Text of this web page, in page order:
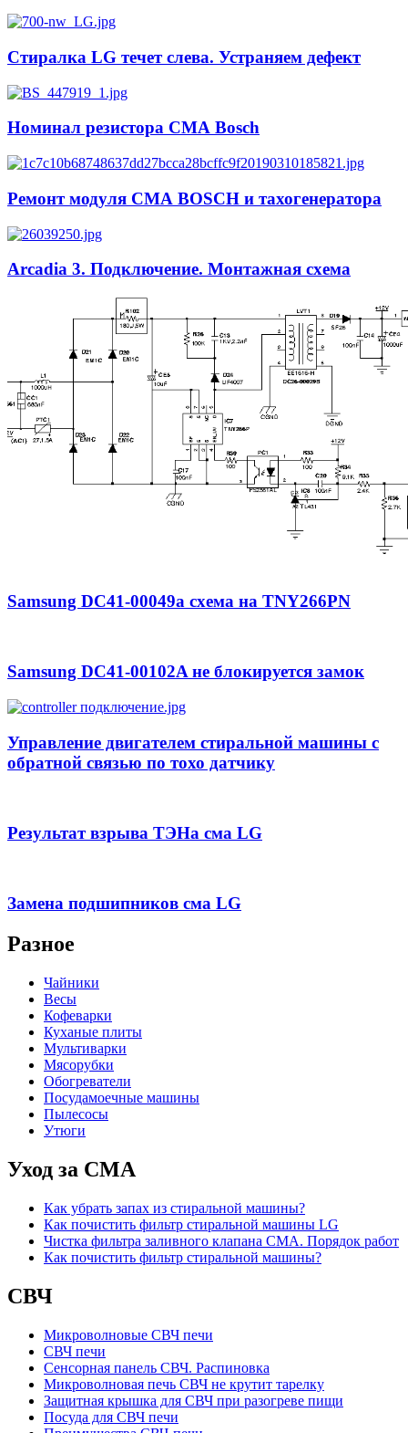
Стиралка LG течет слева. Устраняем дефект
Номинал резистора СМА Bosch
Ремонт модуля СМА BOSCH и тахогенератора
Arcadia 3. Подключение. Монтажная схема
Samsung DC41-00049a схема на TNY266PN
Samsung DC41-00102A не блокируется замок
Управление двигателем стиральной машины с
обратной связью по тохо датчику
Результат взрыва ТЭНа сма LG
Замена подшипников сма LG
Разное
Чайники
Весы
Кофеварки
Куханые плиты
Мультиварки
Мясорубки
Обогреватели
Посудамоечные машины
Пылесосы
Утюги
Уход за СМА
Как убрать запах из стиральной машины?
Как почистить фильтр стиральной машины LG
Чистка фильтра заливного клапана СМА. Порядок работ
Как почистить фильтр стиральной машины?
СВЧ
Микроволновые СВЧ печи
СВЧ печи
Сенсорная панель СВЧ. Распиновка
Микроволновая печь СВЧ не крутит тарелку
Защитная крышка для СВЧ при разогреве пищи
Посуда для СВЧ печи